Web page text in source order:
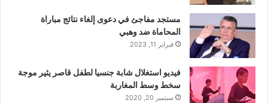
مستجد مفاجئ في دعوى إلغاء نتائج مباراة
المحاماة ضد وهبي
فبراير 11, 2023
فيديو استغلال شابة جنسيا لطفل قاصر يثير موجة
سخط وسط المغاربة
سبتمبر 20, 2020